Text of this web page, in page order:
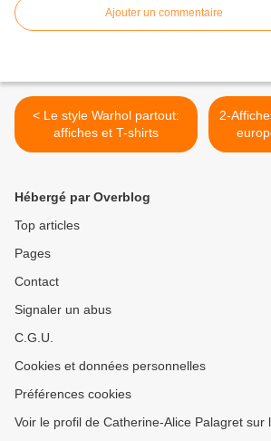
Ajouter un commentaire
< Le style Warhol partout:
affiches et T-shirts
2-
Hébergé par Overblog
Top articles
Pages
Contact
Signaler un abus
C.G.U.
Cookies et données personnelles
Préférences cookies
Voir le profil de Catherine-Alice Palagret sur